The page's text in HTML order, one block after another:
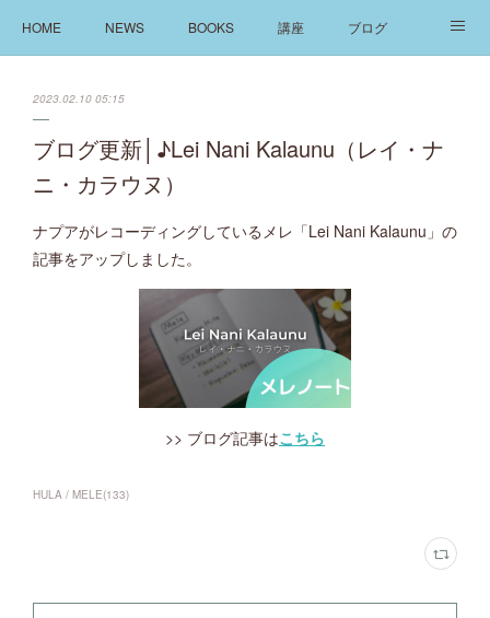
HOME NEWS BOOKS 講座 ブログ
2023.02.10 05:15
ブログ更新│♪Lei Nani Kalaunu（レイ・ナ
ニ・カラウヌ）
ナプアがレコーディングしているメレ「Lei Nani Kalaunu」の
記事をアップしました。
>> ブログ記事はこちら
HULA / MELE(133)